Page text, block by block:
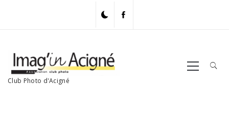
Club Photo d'Acigné
Primary
Menu